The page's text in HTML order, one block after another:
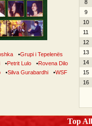
•Grupi i Tepelenës
•Petrit Lulo •Rovena Dilo
•Silva Gurabardhi •WSF
8
9
10
11
12
13
14
15
16
Top